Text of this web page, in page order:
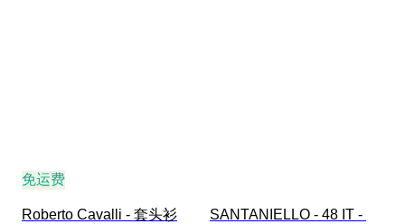
免运费
Roberto Cavalli - 套头衫
SANTANIELLO - 48 IT -